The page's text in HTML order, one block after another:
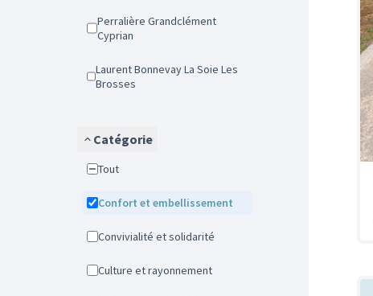
Perralière Grandclément
Cyprian
Laurent Bonnevay La Soie Les
Brosses
Catégorie
Tout
Confort et embellissement
Convivialité et solidarité
Culture et rayonnement